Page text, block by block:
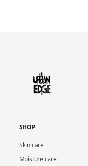
SHOP
Skin care
Moisture care